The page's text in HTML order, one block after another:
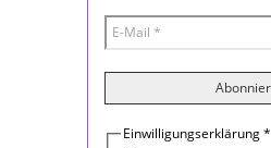
Einwilligungserklärung*